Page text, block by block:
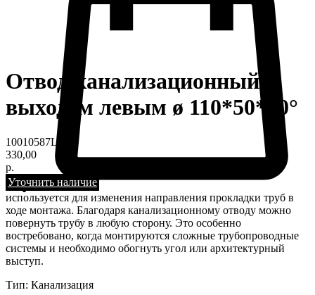
Отвод канализационный с
выходом левым ø 110*50*90°
10010587L
330,00
р.
Уточнить наличие
используется для изменения направления прокладки труб в
ходе монтажа. Благодаря канализационному отводу можно
повернуть трубу в любую сторону. Это особенно
востребовано, когда монтируются сложные трубопроводные
системы и необходимо обогнуть угол или архитектурный
выступ.
Тип: Канализация